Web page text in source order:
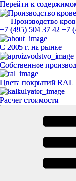
Перейти к
Производство
ЕвроМет
+7 (495) 504 37 42 +7
С 2005 г. на рынке
Собственное
Цвета покрытий RAL
Расчет стоимости